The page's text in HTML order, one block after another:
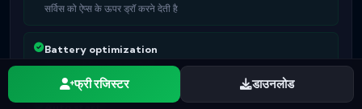
सर्विस को ऐप्स के ऊपर ड्रॉ करने देती है
Battery optimization
बैकग्राउंड में सिंक चालू रखती है
फ्री रजिस्टर डाउनलोड